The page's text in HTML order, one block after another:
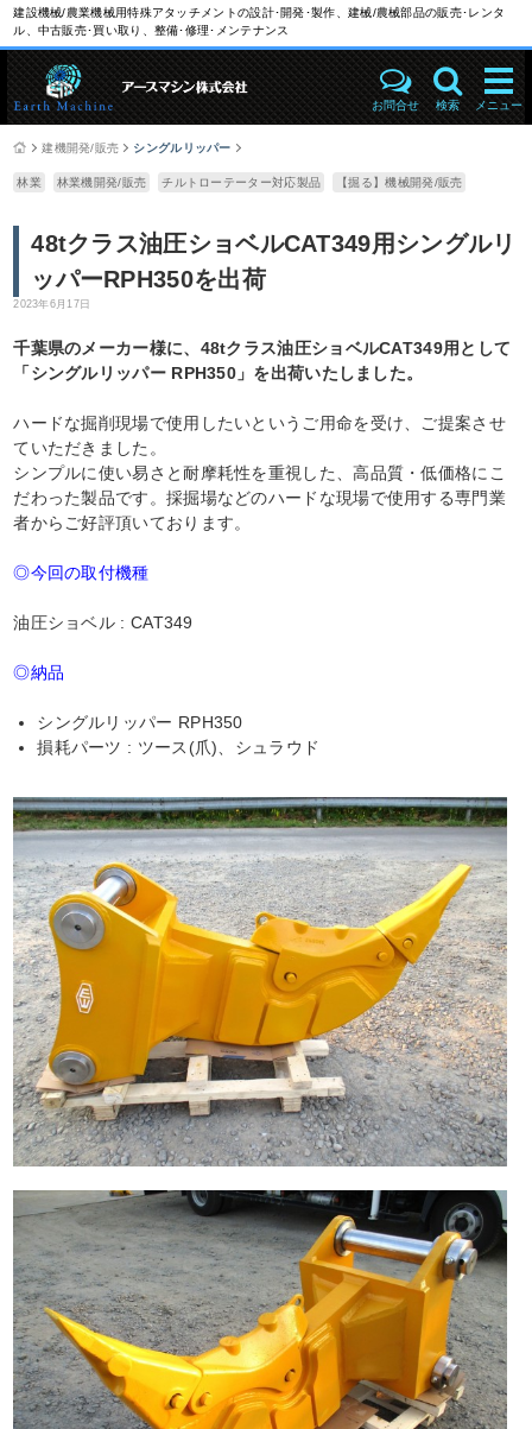
建設機械/農業機械用特殊アタッチメントの設計･開発･製作、建械/農械部品の販売･レンタ
ル、中古販売･買い取り、整備･修理･メンテナンス
お問合せ 検索 メニュー
建機開発/販売 シングルリッパー
林業 林業機開発/販売 チルトローテーター対応製品 【掘る】機械開発/販売
48tクラス油圧ショベルCAT349用シングルリ
ッパーRPH350を出荷
2023年6月17日
千葉県のメーカー様に、48tクラス油圧ショベルCAT349用として
「シングルリッパー RPH350」を出荷いたしました。
ハードな掘削現場で使用したいというご用命を受け、ご提案させ
ていただきました。
シンプルに使い易さと耐摩耗性を重視した、高品質・低価格にこ
だわった製品です。採掘場などのハードな現場で使用する専門業
者からご好評頂いております。
◎今回の取付機種
油圧ショベル : CAT349
◎納品
シングルリッパー RPH350
損耗パーツ : ツース(爪)、シュラウド